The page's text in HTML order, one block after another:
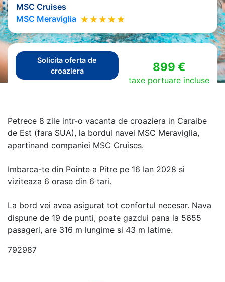
MSC Cruises
MSC Meraviglia
Solicita oferta de
croaziera
899 €
taxe portuare incluse
Petrece 8 zile intr-o vacanta de croaziera in Caraibe
de Est (fara SUA), la bordul navei MSC Meraviglia,
apartinand companiei MSC Cruises.
Imbarca-te din Pointe a Pitre pe 16 Ian 2028 si
viziteaza 6 orase din 6 tari.
La bord vei avea asigurat tot confortul necesar. Nava
dispune de 19 de punti, poate gazdui pana la 5655
pasageri, are 316 m lungime si 43 m latime.
792987